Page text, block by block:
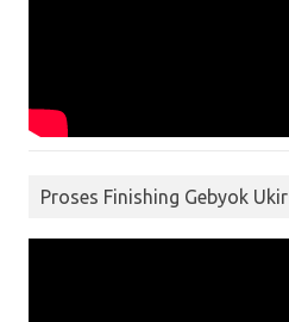
Proses Finishing Gebyok Ukir